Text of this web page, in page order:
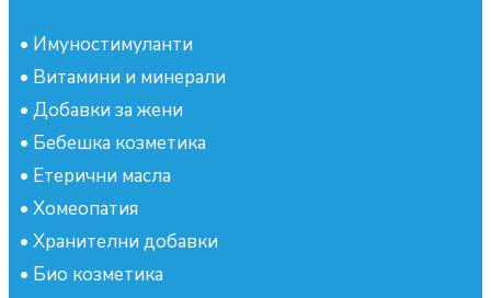
• Имуностимуланти
• Витамини и минерали
• Добавки за жени
• Бебешка козметика
• Етерични масла
• Хомеопатия
• Хранителни добавки
• Био козметика